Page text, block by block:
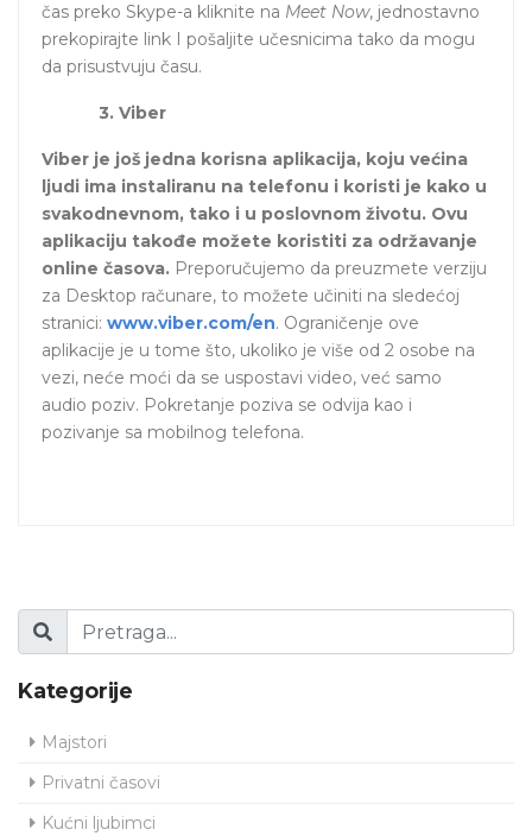
čas preko Skype-a kliknite na Meet Now, jednostavno
prekopirajte link I pošaljite učesnicima tako da mogu
da prisustvuju času.
3. Viber
Viber je još jedna korisna aplikacija, koju većina
ljudi ima instaliranu na telefonu i koristi je kako u
svakodnevnom, tako i u poslovnom životu. Ovu
aplikaciju takođe možete koristiti za održavanje
online časova. Preporučujemo da preuzmete verziju
za Desktop računare, to možete učiniti na sledećoj
stranici: www.viber.com/en. Ograničenje ove
aplikacije je u tome što, ukoliko je više od 2 osobe na
vezi, neće moći da se uspostavi video, već samo
audio poziv. Pokretanje poziva se odvija kao i
pozivanje sa mobilnog telefona.
Kategorije
Majstori
Privatni časovi
Kućni ljubimci